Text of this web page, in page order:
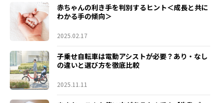
赤ちゃんの利き手を判別するヒント＜成長と共に
わかる手の傾向＞
2025.02.17
子乗せ自転車は電動アシストが必要？あり・なし
の違いと選び方を徹底比較
2025.11.11